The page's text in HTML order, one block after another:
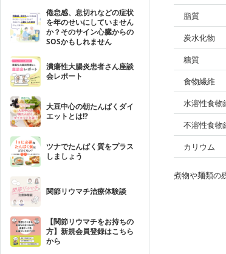
倦怠感、息切れなどの症状
を年のせいにしていません
か？そのサイン心臓からの
SOSかもしれません
潰瘍性大腸炎患者さん座談
会レポート
大豆中心の朝たんぱくダイ
エットとは!?
ツナでたんぱく質をプラス
しましょう
関節リウマチ治療体験談
【関節リウマチをお持ちの
方】新規会員登録はこちら
から
脂質
炭水化物
糖質
食物繊維
水溶性食物
不溶性食物
カリウム
煮物や麺類の